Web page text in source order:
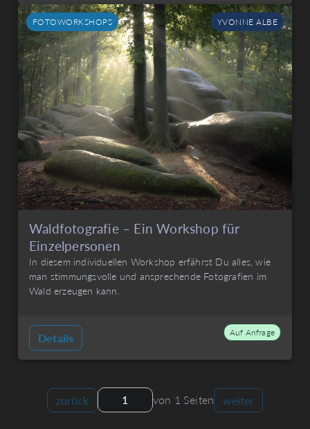
FOTOWORKSHOPS YVONNE ALBE
Waldfotografie – Ein Workshop für
Einzelpersonen
In diesem individuellen Workshop erfährst Du alles, wie
man stimmungsvolle und ansprechende Fotografien im
Wald erzeugen kann.
Details Auf Anfrage
zurück von 1 Seiten weiter